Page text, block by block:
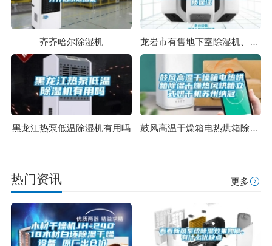
齐齐哈尔除湿机 龙岩市有售地下室除湿机、品质保证
黑龙江热泵低温除湿机有用吗 鼓风高温干燥箱电热烘箱除湿干燥热风烘箱立式烘干机苏州纳冠
热门资讯 更多